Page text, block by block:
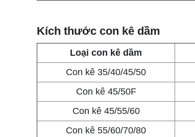
Kích thước con kê dầm
Loại con kê dầm
Con kê 35/40/45/50
Con kê 45/50F
Con kê 45/55/60
Con kê 55/60/70/80